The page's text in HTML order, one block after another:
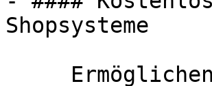
Shopsysteme